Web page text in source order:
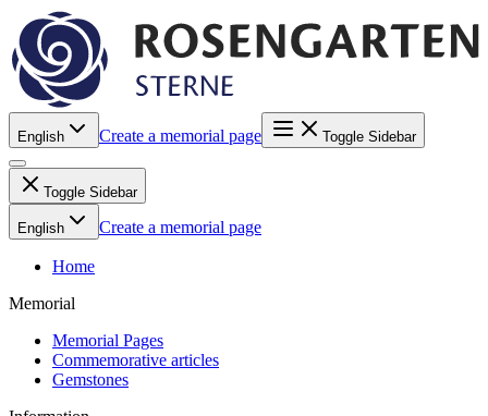
English Create a memorial page Toggle Sidebar
Toggle Sidebar
English Create a memorial page
Home
Memorial
Memorial Pages
Commemorative articles
Gemstones